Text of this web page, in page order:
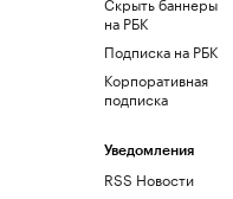
на РБК
Подписка на РБК
Корпоративная
подписка
Уведомления
RSS Новости